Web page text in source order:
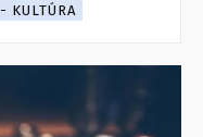
KULTÚRA